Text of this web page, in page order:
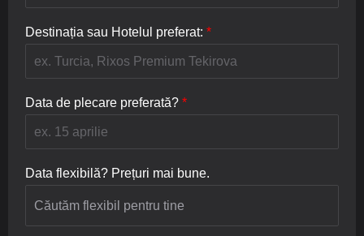
n
u
m
l
*
l
e
f
n
Destinația sau Hotelul preferat: *
Data de plecare preferată? *
Data flexibilă? Prețuri mai bune.